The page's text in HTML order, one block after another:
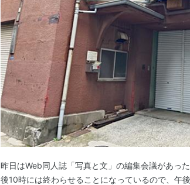
昨日はWeb同人誌「写真と文」の編集会議があっ
後10時には終わらせることになっているので、午